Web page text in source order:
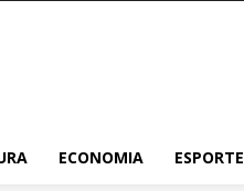
ECONOMIA ESPORTE